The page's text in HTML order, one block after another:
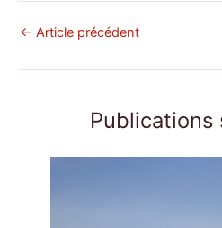
← Article précédent
Publications